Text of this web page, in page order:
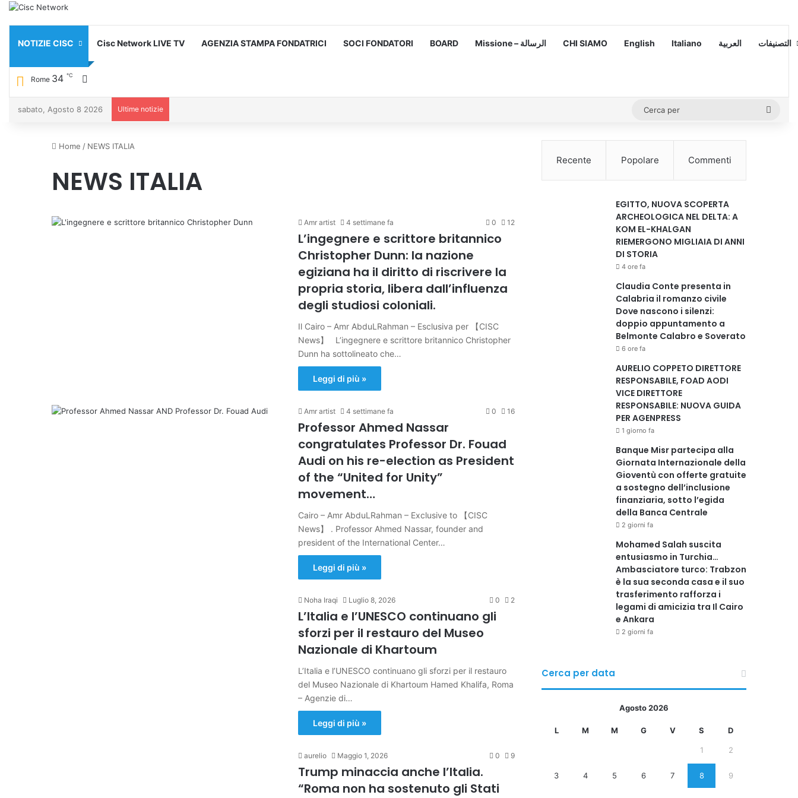
NOTIZIE CISC Cisc Network LIVE TV AGENZIA STAMPA FONDATRICI SOCI FONDATORI BOARD Missione – الرسالة CHI SIAMO English Italiano العربية التصنيفات
Rome 34 ℃
sabato, Agosto 8 2026 Ultime notizie
Home / NEWS ITALIA
NEWS ITALIA
Amr artist 4 settimane fa 0 12
L’ingegnere e scrittore britannico
Christopher Dunn: la nazione
egiziana ha il diritto di riscrivere la
propria storia, libera dall’influenza
degli studiosi coloniali.
Il Cairo – Amr AbduLRahman – Esclusiva per 【CISC
News】 L’ingegnere e scrittore britannico Christopher
Dunn ha sottolineato che…
Leggi di più »
Amr artist 4 settimane fa 0 16
Professor Ahmed Nassar
congratulates Professor Dr. Fouad
Audi on his re-election as President
of the “United for Unity”
movement…
Cairo – Amr AbduLRahman – Exclusive to 【CISC
News】 . Professor Ahmed Nassar, founder and
president of the International Center…
Leggi di più »
Noha Iraqi Luglio 8, 2026 0 2
L’Italia e l’UNESCO continuano gli
sforzi per il restauro del Museo
Nazionale di Khartoum
L’Italia e l’UNESCO continuano gli sforzi per il restauro
del Museo Nazionale di Khartoum Hamed Khalifa, Roma
– Agenzie di…
Leggi di più »
aurelio Maggio 1, 2026 0 9
Trump minaccia anche l’Italia.
“Roma non ha sostenuto gli Stati
Recente Popolare Commenti
EGITTO, NUOVA SCOPERTA
ARCHEOLOGICA NEL DELTA: A
KOM EL-KHALGAN
RIEMERGONO MIGLIAIA DI ANNI
DI STORIA
4 ore fa
Claudia Conte presenta in
Calabria il romanzo civile
Dove nascono i silenzi:
doppio appuntamento a
Belmonte Calabro e Soverato
6 ore fa
AURELIO COPPETO DIRETTORE
RESPONSABILE, FOAD AODI
VICE DIRETTORE
RESPONSABILE: NUOVA GUIDA
PER AGENPRESS
1 giorno fa
Banque Misr partecipa alla
Giornata Internazionale della
Gioventù con offerte gratuite
a sostegno dell’inclusione
finanziaria, sotto l’egida
della Banca Centrale
2 giorni fa
Mohamed Salah suscita
entusiasmo in Turchia…
Ambasciatore turco: Trabzon
è la sua seconda casa e il suo
trasferimento rafforza i
legami di amicizia tra Il Cairo
e Ankara
2 giorni fa
Cerca per data
Agosto 2026
L M M G V S D
1 2
3 4 5 6 7 8 9